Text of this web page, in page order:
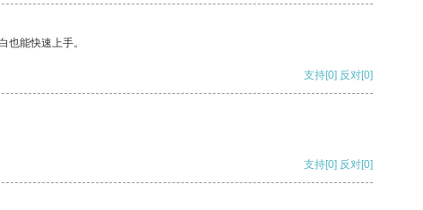
能快速上手。
支持[0] 反对[0]
支持[0] 反对[0]